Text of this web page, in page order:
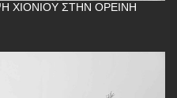
ΧΙΟΝΙΟΎ ΣΤΗΝ ΟΡΕΙΝΉ